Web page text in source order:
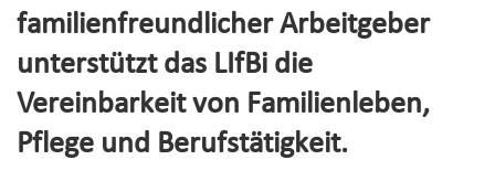
familienfreundlicher Arbeitgeber
unterstützt das LIfBi die
Vereinbarkeit von Familienleben,
Pflege und Berufstätigkeit.